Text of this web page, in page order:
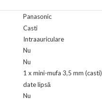
Panasonic
Casti
Intraauriculare
Nu
Nu
1 x mini-mufa 3,5 mm (casti)
date lipsă
Nu